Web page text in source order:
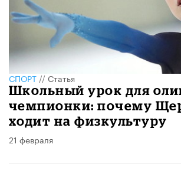
СПОРТ // Статья
Школьный урок для
чемпионки: почему
ходит на физкультуру
21 февраля